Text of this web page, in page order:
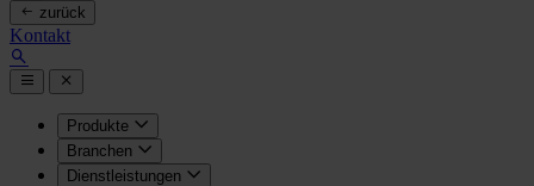
zurück
Kontakt
Produkte
Branchen
Dienstleistungen